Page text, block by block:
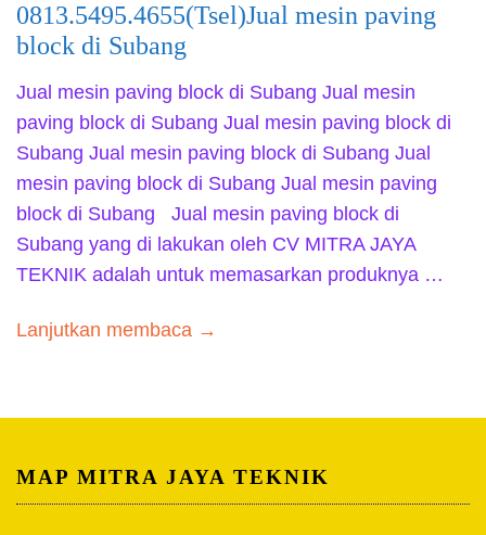
0813.5495.4655(Tsel)Jual mesin paving
block di Subang
Jual mesin paving block di Subang Jual mesin
paving block di Subang Jual mesin paving block di
Subang Jual mesin paving block di Subang Jual
mesin paving block di Subang Jual mesin paving
block di Subang Jual mesin paving block di
Subang yang di lakukan oleh CV MITRA JAYA
TEKNIK adalah untuk memasarkan produknya …
Lanjutkan membaca →
MAP MITRA JAYA TEKNIK